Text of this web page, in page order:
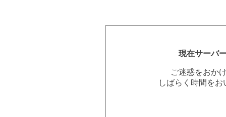
現在サーバ
ご迷惑をおか
しばらく時間を